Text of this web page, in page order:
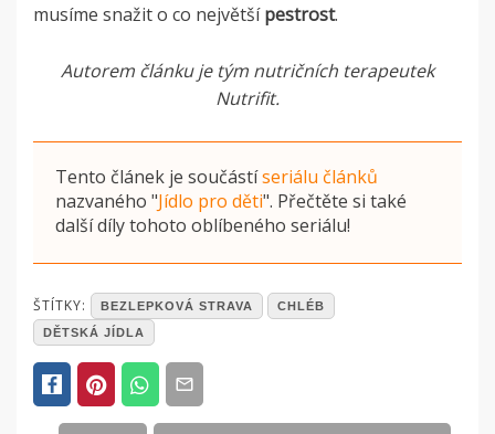
musíme snažit o co největšípestrost.
Autorem článku je tým nutričních terapeutek
Nutrifit.
Tento článek je součástíseriálu článků
nazvaného "Jídlo pro děti". Přečtěte si také
další díly tohoto oblíbeného seriálu!
POSTED
IN
ČLÁNKY
ŠTÍTKY: BEZLEPKOVÁ STRAVA
CHLÉB
DĚTSKÁ JÍDLA